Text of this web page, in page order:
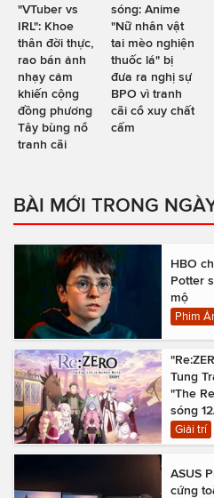
"VTuber vs
IRL": Khoe
thân đời thực,
rao bán ảnh
nhạy cảm
khiến cộng
đồng phương
Tây bùng nổ
tranh cãi
sóng: Anime
"Nữ nhân vật
tai mèo nghiện
thuốc lá" bị
đưa ra nghị sự
BPO vì tranh
cãi cổ xuy chất
cấm
BÀI MỚI TRONG
HBO
Potter
mộ
Phim
Tung
"The
sóng
Giải trí
ASUS
cứng